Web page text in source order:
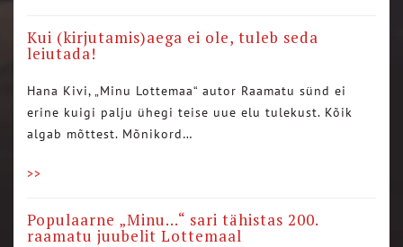
Kui (kirjutamis)aega ei ole, tuleb seda
leiutada!
Hana Kivi, „Minu Lottemaa“ autor Raamatu sünd ei
erine kuigi palju ühegi teise uue elu tulekust. Kõik
algab mõttest. Mõnikord…
>>
Populaarne „Minu…“ sari tähistas 200.
raamatu juubelit Lottemaal